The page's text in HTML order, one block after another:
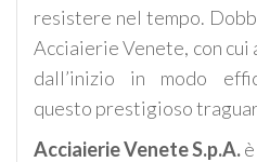
resistere nel tempo.
Acciaierie Venete, con
dall’inizio in modo
questo prestigioso
Acciaierie Venete S.p.A.